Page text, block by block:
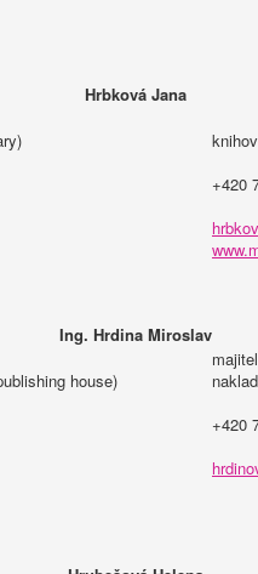
Hrbková Jana
+420
Ing. Hrdina Miroslav
house)
majitel
+420